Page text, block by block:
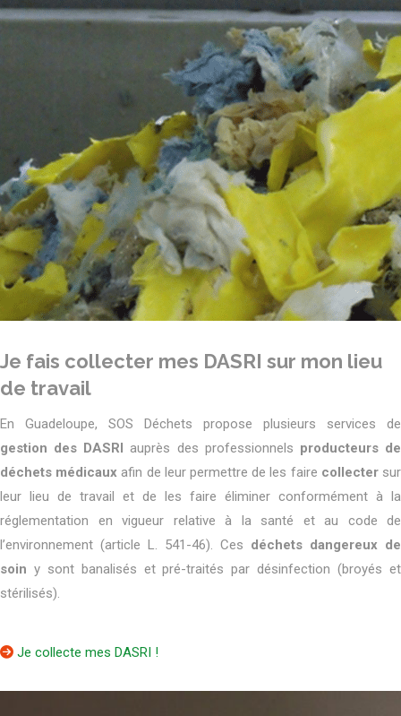
Je fais collecter mes DASRI sur mon lieu
de travail
En Guadeloupe, SOS Déchets propose plusieurs services de
gestion des DASRI auprès des professionnels producteurs de
déchets médicaux afin de leur permettre de les faire collectersur
leur lieu de travail et de les faire éliminer conformément à la
réglementation en vigueur relative à la santé et au code de
l’environnement (article L. 541-46). Ces déchets dangereux de
soin y sont banalisés et pré-traités par désinfection (broyés et
stérilisés).
Je collecte mes DASRI !